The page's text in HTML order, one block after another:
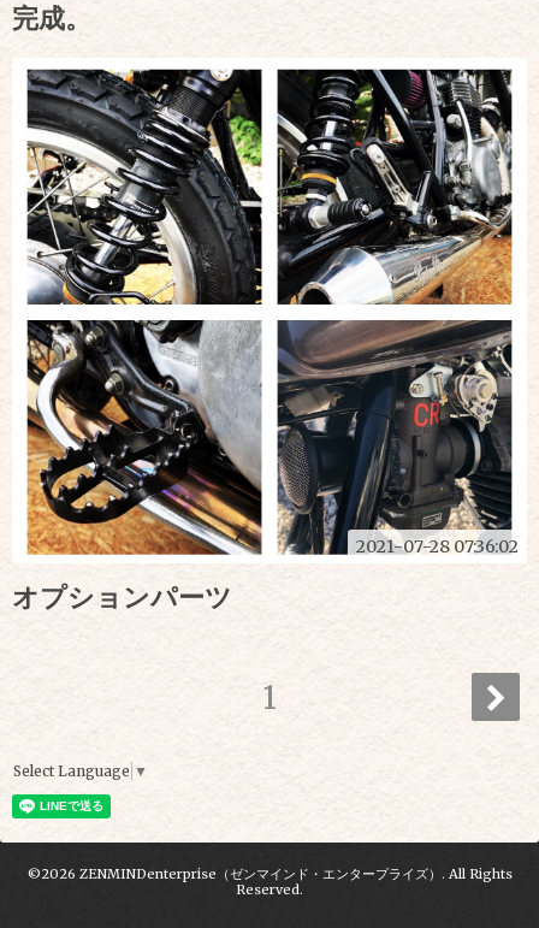
完成。
2021-07-28 07:36:02
オプションパーツ
1
Select Language ▼
©2026 ZENMINDenterprise（ゼンマインド・エンタープライズ） . All Rights
Reserved.